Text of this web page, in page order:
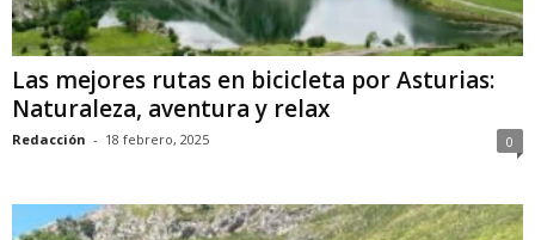
Las mejores rutas en bicicleta por Asturias:
Naturaleza, aventura y relax
Redacción - 18 febrero, 2025 0